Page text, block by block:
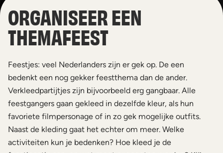
ORGANISEER EEN
THEMAFEEST
Feestjes: veel Nederlanders zijn er gek op. De een
bedenkt een nog gekker feestthema dan de ander.
Verkleedpartijtjes zijn bijvoorbeeld erg gangbaar. Alle
feestgangers gaan gekleed in dezelfde kleur, als hun
favoriete filmpersonage of in zo gek mogelijke outfits.
Naast de kleding gaat het echter om meer. Welke
activiteiten kun je bedenken? Hoe kleed je de